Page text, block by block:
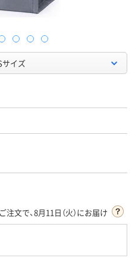
サイズ
注文で、8月11日（火）にお届け